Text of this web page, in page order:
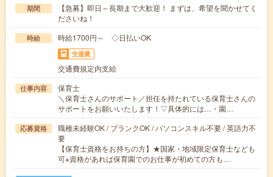
期間
【急募】即日～長期まで大歓迎！ まずは、希望を聞かせてく
ださいね！
時給 時給1700円～ ◇日払いOK
交通費
交通費規定内支給
仕事内容
保育士
＼保育士さんのサポート／担任を持たれている保育士さんの
サポートをお願いいたします！▽具体的には…・園…
応募資格
職種未経験OK / ブランクOK / パソコンスキル不要 / 英語力不
要
【保育士資格をお持ちの方】★国家・地域限定保育士なども
可※資格があれば保育園でのお仕事が初めての方も…